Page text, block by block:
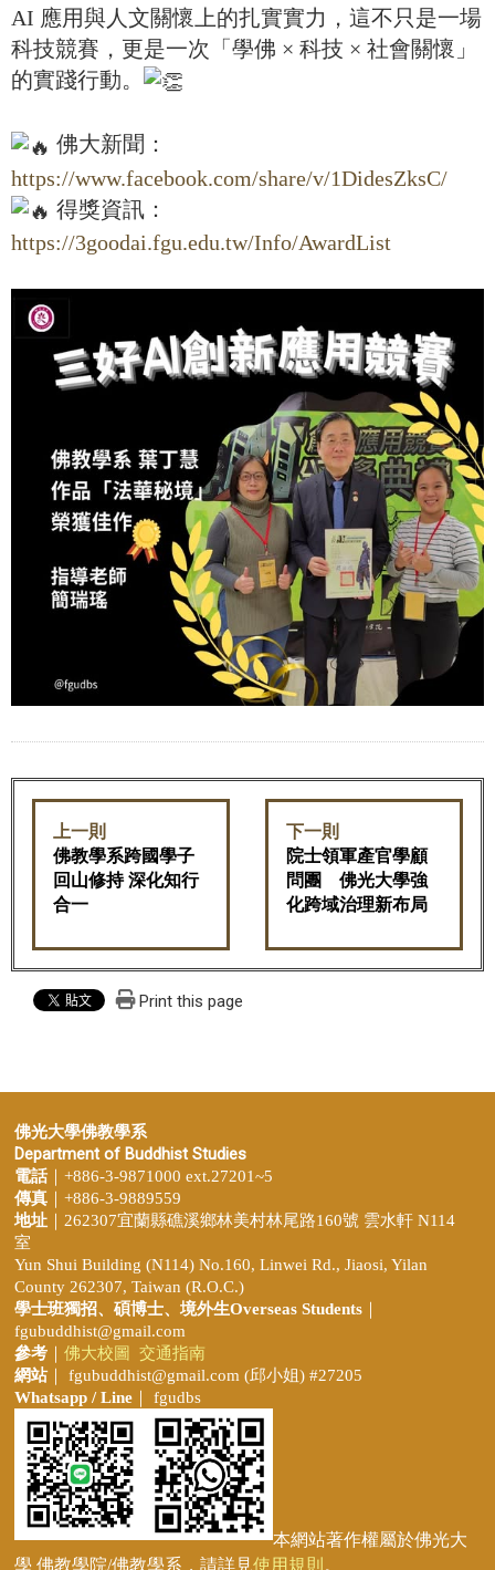
AI 應用與人文關懷上的扎實實力，這不只是一場
科技競賽，更是一次「學佛 × 科技 × 社會關懷」
的實踐行動。
佛大新聞：
https://www.facebook.com/share/v/1DidesZksC/
得獎資訊：
https://3goodai.fgu.edu.tw/Info/AwardList
上一則
佛教學系跨國學子
回山修持 深化知行
合一
下一則
院士領軍產官學顧
問團 佛光大學強
化跨域治理新布局
Print this page
佛光大學佛教學系
Department of Buddhist Studies
電話｜+886-3-9871000 ext.27201~5
傳真 ｜+886-3-9889559
地址 ｜262307宜蘭縣礁溪鄉林美村林尾路160號 雲水軒 N114
室
Yun Shui Building (N114) No.160, Linwei Rd., Jiaosi, Yilan
County 262307, Taiwan (R.O.C.)
學士班獨招、 碩博士、境外生Overseas Students
fgubuddhist@gmail.com
參考
佛大校圖
交通指南
網站｜ fgubuddhist@gmail.com (邱小姐) #27205
Whatsapp / Line ｜ fgudbs
本網站著作權屬於佛光大
學 佛教學院/佛教學系，請詳見使用規則。